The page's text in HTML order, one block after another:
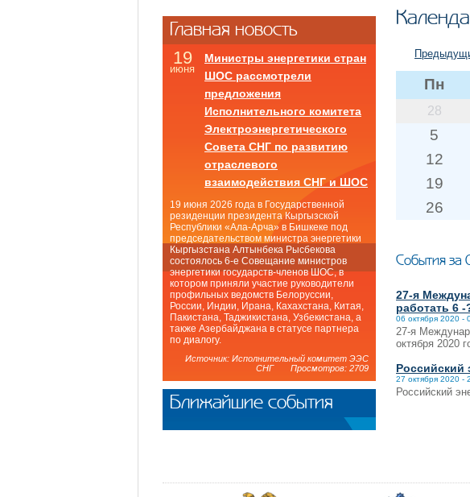
Пн
28
5
12
19
26
События за
27-я
работать 6
06 октября 2020 -
27-я
октября 2020
Российский
27 октября 2020 -
Российский
Главная новость
19
июня
Министры энергетики стран
ШОС рассмотрели
предложения
Исполнительного комитета
Электроэнергетического
Совета СНГ по развитию
отраслевого
взаимодействия СНГ и ШОС
19 июня 2026 года в Государственной
резиденции президента Кыргызской
Республики «Ала-Арча» в Бишкеке под
председательством министра энергетики
Кыргызстана Алтынбека Рысбекова
состоялось 6-е Совещание министров
энергетики государств-членов ШОС, в
котором приняли участие руководители
профильных ведомств Белоруссии,
России, Индии, Ирана, Кахахстана, Китая,
Пакистана, Таджикистана, Узбекистана, а
также Азербайджана в статусе партнера
по диалогу.
Источник: Исполнительный комитет ЭЭС
СНГ Просмотров: 2709
Ближайшие события